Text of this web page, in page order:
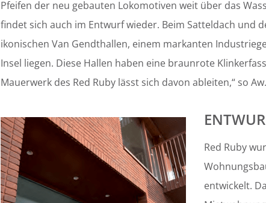
Pfeifen der neu gebauten Lokomotiven weit über das
findet sich auch im Entwurf wieder. Beim Satteldach und
ikonischen Van Gendthallen, einem markanten
Insel liegen. Diese Hallen haben eine braunrote
Mauerwerk des Red Ruby lässt sich davon ableiten,“ so Aw.
Red Ruby
entwickelt.